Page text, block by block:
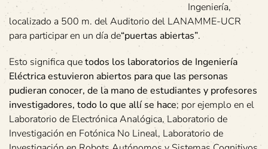
Ingeniería,
localizado a 500 m. del Auditorio del LANAMME-UCR
para participar en un día de“puertas abiertas”.
Esto significa quetodos los laboratorios de Ingeniería
Eléctrica estuvieron abiertos para que las personas
pudieran conocer, de la mano de estudiantes y profesores
investigadores, todo lo que allí se hace; por ejemplo en el
Laboratorio de Electrónica Analógica, Laboratorio de
Investigación en Fotónica No Lineal, Laboratorio de